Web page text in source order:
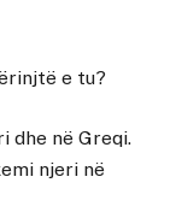
e tu?
dhe në Greqi.
njeri në